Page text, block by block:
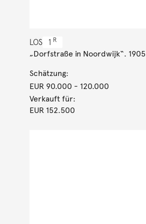
LOS 1 R
„Dorfstraße in Noordwijk“. 1905
Schätzung:
EUR 90.000 - 120.000
Verkauft für:
EUR 152.500